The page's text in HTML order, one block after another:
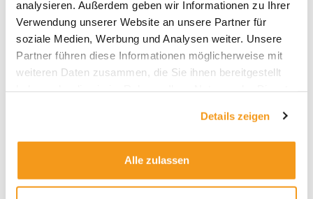
analysieren. Außerdem geben wir Informationen zu Ihrer
Verwendung unserer Website an unsere Partner für
soziale Medien, Werbung und Analysen weiter. Unsere
Partner führen diese Informationen möglicherweise mit
weiteren Daten zusammen, die Sie ihnen bereitgestellt
Details zeigen
Alle zulassen
Grade-CLO-Tranchen keine Ausfälle oder
endgültigen Kapitalverluste dokumentiert
worden. Für nachrangige Tranchen (BB/B und
Equity) gilt jedoch: Sie sind deutlich risikoreicher
und im Falle von Marktstress oder bei Ausfällen
dauerhaft Verluste erlitten. Die Sicherheit hängt
daher maßgeblich von der Wahl der Tranche,
der Portfolioqualität und der Qualität des CLO-